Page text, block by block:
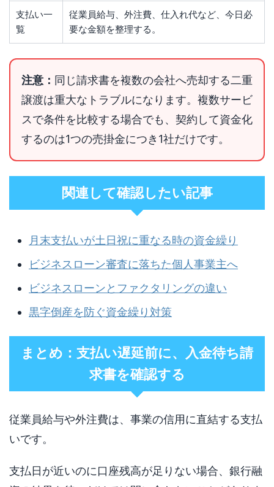
支払い一
覧
従業員給与、外注費、仕入れ代など、今日必
要な金額を整理する。
注意： 同じ請求書を複数の会社へ売却する二重
譲渡は重大なトラブルになります。複数サービ
スで条件を比較する場合でも、契約して資金化
するのは1つの売掛金につき1社だけです。
関連して確認したい記事
月末支払いが土日祝に重なる時の資金繰り
ビジネスローン審査に落ちた個人事業主へ
ビジネスローンとファクタリングの違い
黒字倒産を防ぐ資金繰り対策
まとめ：支払い遅延前に、入金待ち請
求書を確認する
従業員給与や外注費は、事業の信用に直結する支払
いです。
支払日が近いのに口座残高が足りない場合、銀行融